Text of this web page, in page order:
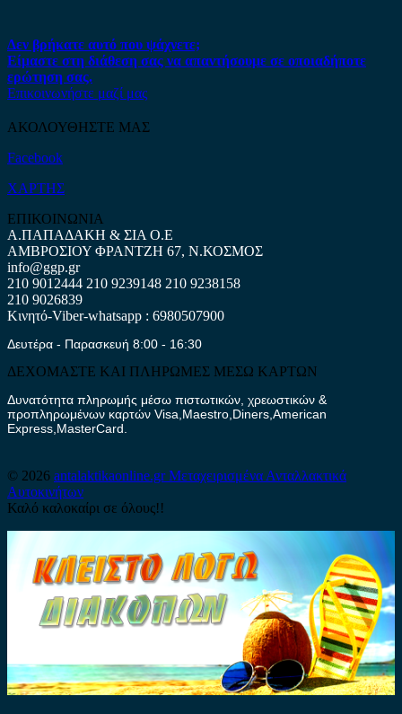
Δεν βρήκατε αυτό που ψάχνετε;
Είμαστε στη διάθεση σας να απαντήσουμε σε οποιαδήποτε
ερώτηση σας.
Επικοινωνήστε μαζί μας
ΑΚΟΛΟΥΘΗΣΤΕ ΜΑΣ
Facebook
ΧΑΡΤΗΣ
ΕΠΙΚΟΙΝΩΝΙΑ
Α.ΠΑΠΑΔΑΚΗ & ΣΙΑ Ο.Ε
ΑΜΒΡΟΣΙΟΥ ΦΡΑΝΤΖΗ 67, Ν.ΚΟΣΜΟΣ
info@ggp.gr
210 9012444 210 9239148 210 9238158
210 9026839
Κινητό-Viber-whatsapp : 6980507900
Δευτέρα - Παρασκευή 8:00 - 16:30
ΔΕΧΟΜΑΣΤΕ ΚΑΙ ΠΛΗΡΩΜΕΣ ΜΕΣΩ ΚΑΡΤΩΝ
Δυνατότητα πληρωμής μέσω πιστωτικών, χρεωστικών &
προπληρωμένων καρτών Visa,Maestro,Diners,American
Express,MasterCard.
© 2026 antalaktikaonline.grΜεταχειρισμένα Ανταλλακτικά
Αυτοκινήτων
Καλό καλοκαίρι σε όλους!!